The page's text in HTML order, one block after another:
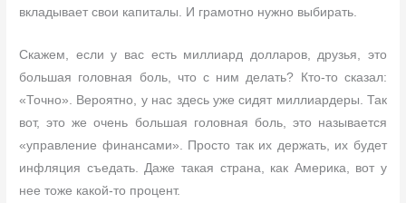
вкладывает свои капиталы. И грамотно нужно выбирать.
Скажем, если у вас есть миллиард долларов, друзья, это
большая головная боль, что с ним делать? Кто-то сказал:
«Точно». Вероятно, у нас здесь уже сидят миллиардеры. Так
вот, это же очень большая головная боль, это называется
«управление финансами». Просто так их держать, их будет
инфляция съедать. Даже такая страна, как Америка, вот у
нее тоже какой-то процент.